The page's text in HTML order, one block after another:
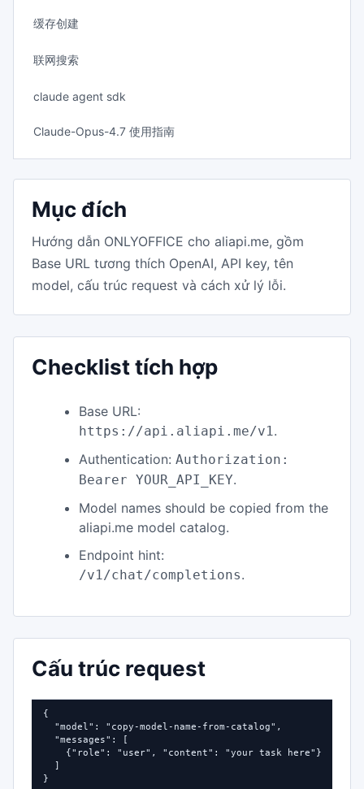
缓存创建
联网搜索
claude agent sdk
Claude-Opus-4.7 使用指南
Mục đích
Hướng dẫn ONLYOFFICE cho aliapi.me, gồm
Base URL tương thích OpenAI, API key, tên
model, cấu trúc request và cách xử lý lỗi.
Checklist tích hợp
Base URL:
https://api.aliapi.me/v1.
Authentication: Authorization:
Bearer YOUR_API_KEY.
Model names should be copied from the
aliapi.me model catalog.
Endpoint hint:
/v1/chat/completions.
Cấu trúc request
{
  "model": "copy-model-name-from-catalog",
  "messages": [
    {"role": "user", "content": "your task here"}
  ]
}